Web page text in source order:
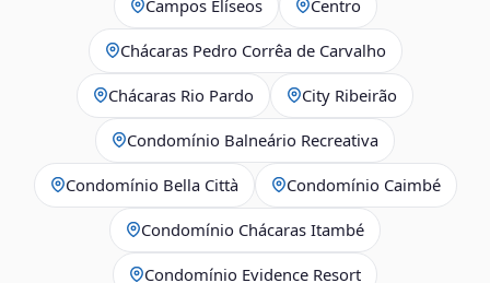
Campos Elíseos Centro
Chácaras Pedro Corrêa de Carvalho
Chácaras Rio Pardo City Ribeirão
Condomínio Balneário Recreativa
Condomínio Bella Città Condomínio Caimbé
Condomínio Chácaras Itambé
Condomínio Evidence Resort